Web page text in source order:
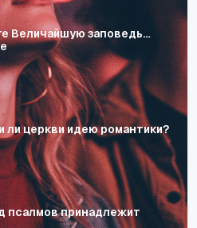
Величайшую заповедь…
ли церкви идею романтики?
псалмов принадлежит